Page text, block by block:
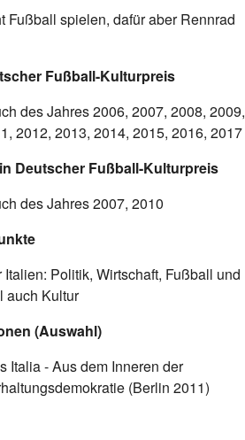
Fußball spielen, dafür aber Rennrad
Fußball-Kulturpreis
des Jahres 2006, 2007, 2008, 2009,
2012, 2013, 2014, 2015, 2016, 2017
Deutscher Fußball-Kulturpreis
des Jahres 2007, 2010
Italien: Politik, Wirtschaft, Fußball und
auch Kultur
(Auswahl)
Italia - Aus dem Inneren der
(Berlin 2011)